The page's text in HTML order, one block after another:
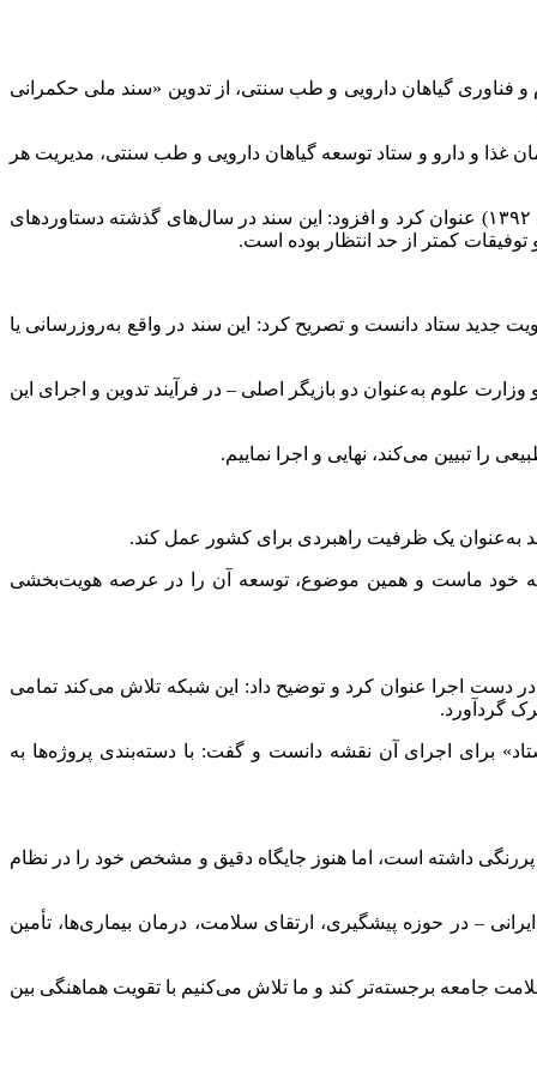
فناوری گیاهان دارویی و طب سنتی، از تدوین «سند ملی حکمرانی
غذا و دارو و ستاد توسعه گیاهان دارویی و طب سنتی، مدیریت هر
رضایی‌زاده مأموریت اصلی ستاد را اجرای «سند ملی گیاهان دارویی و طب سنتی» مصوب شورای عالی انقلاب فرهنگی (ابلاغ‌شده در سال ۱۳۹۲) عنوان کرد و افزود: این سند در سال‌های گذشته دستاوردهای
کمتر از حد انتظار بوده است.
جدید ستاد دانست و تصریح کرد: این سند در واقع به‌روزرسانی یا
علوم به‌عنوان دو بازیگر اصلی – در فرآیند تدوین و اجرای این
را تبیین می‌کند، نهایی و اجرا نماییم.
به‌عنوان یک ظرفیت راهبردی برای کشور عمل کند.
به خود ماست و همین موضوع، توسعه آن را در عرصه هویت‌بخشی
دست اجرا عنوان کرد و توضیح داد: این شبکه تلاش می‌کند تمامی
گردآورد.
برای اجرای آن نقشه دانست و گفت: با دسته‌بندی پروژه‌ها به
داشته است، اما هنوز جایگاه دقیق و مشخص خود را در نظام
– در حوزه پیشگیری، ارتقای سلامت، درمان بیماری‌ها، تأمین
جامعه برجسته‌تر کند و ما تلاش می‌کنیم با تقویت هماهنگی بین